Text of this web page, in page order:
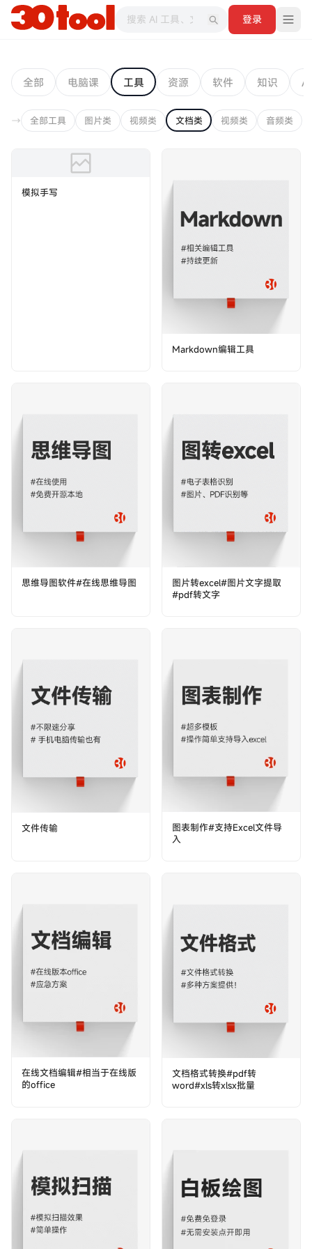
登录
全部 电脑课 工具 资源 软件 知识 AI
全部工具 图片类 视频类 文档类 视频类 音频类
模拟手写
Markdown编辑工具
思维导图软件#在线思维导图
图片转excel#图片文字提取
#pdf转文字
文件传输
图表制作#支持Excel文件导
入
在线文档编辑#相当于在线版
的office
文档格式转换#pdf转
word#xls转xlsx批量